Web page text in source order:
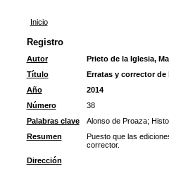
Inicio
Registro
Autor
Prieto de la Iglesia,
Título
Erratas y corrector
Año
2014
Número
38
Palabras clave
Alonso de Proaza;
Resumen
Puesto que las
corrector.
Dirección